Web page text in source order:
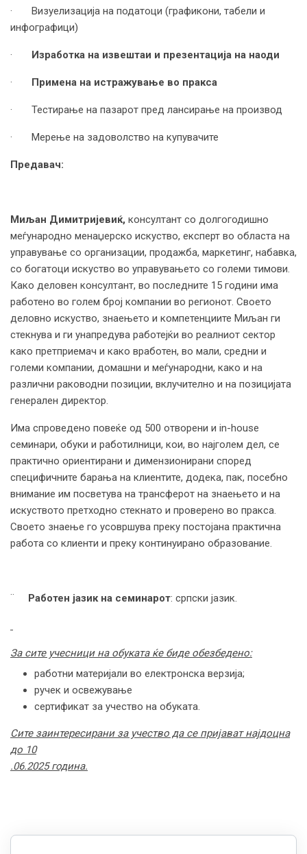
· Визуелизација на податоци (графикони, табели и
инфографици)
· Изработка на извештаи и презентација на наоди
· Примена на истражување во пракса
· Тестирање на пазарот пред лансирање на производ
· Мерење на задоволство на купувачите
Предавач:
Миљан Димитријевиќ, консултант со долгогодишно
меѓународно менаџерско искуство, експерт во областа на
управување со организации, продажба, маркетинг, набавка,
со богатоци искуство во управувањето со големи тимови.
Како деловен консултант, во последните 15 години има
работено во голем број компании во регионот. Своето
деловно искуство, знаењето и компетенциите Миљан ги
стекнува и ги унапредува работејќи во реалниот сектор
како претприемач и како вработен, во мали, средни и
големи компании, домашни и меѓународни, како и на
различни раководни позиции, вклучително и на позицијата
генерален директор.
Има спроведено повеќе од 500 отворени и in-house
семинари, обуки и работилници, кои, во најголем дел, се
практично ориентирани и димензионирани според
специфичните барања на клиентите, додека, пак, посебно
внимание им посветува на трансферот на знаењето и на
искуството претходно стекнато и проверено во пракса.
Своето знаење го усовршува преку постојана практична
работа со клиенти и преку континуирано образование.
¨ Работен јазик на семинарот: српски јазик.
За сите учесници на обуката ќе биде обезбедено:
работни материјали во електронска верзија;
ручек и освежување
сертификат за учество на обуката.
Сите заинтересирани за учество да се пријават најдоцна
до 10
.06.2025 година.